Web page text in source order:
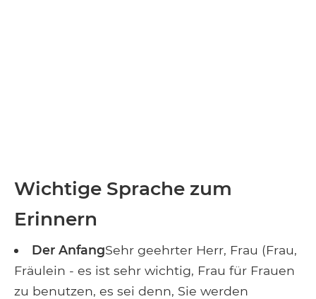
Wichtige Sprache zum
Erinnern
Der AnfangSehr geehrter Herr, Frau (Frau,
Fräulein - es ist sehr wichtig, Frau für Frauen
zu benutzen, es sei denn, Sie werden